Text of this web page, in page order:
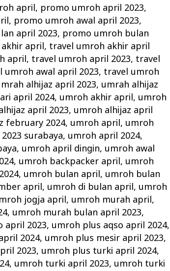
april, promo umroh april 2023,
, promo umroh awal april 2023,
april 2023, promo umroh bulan
april, travel umroh akhir april
april, travel umroh april 2023, travel
umroh awal april 2023, travel umroh
alhijaz april 2023, umrah alhijaz
april 2024, umroh akhir april, umroh
april 2023, umroh alhijaz april
february 2024, umroh april, umroh
surabaya, umroh april 2024,
, umroh april dingin, umroh awal
, umroh backpacker april, umroh
, umroh bulan april, umroh bulan
april, umroh di bulan april, umroh
jogja april, umroh murah april,
, umroh murah bulan april 2023,
april 2023, umroh plus aqso april 2024,
2024, umroh plus mesir april 2023,
2023, umroh plus turki april 2024,
, umroh turki april 2023, umroh turki